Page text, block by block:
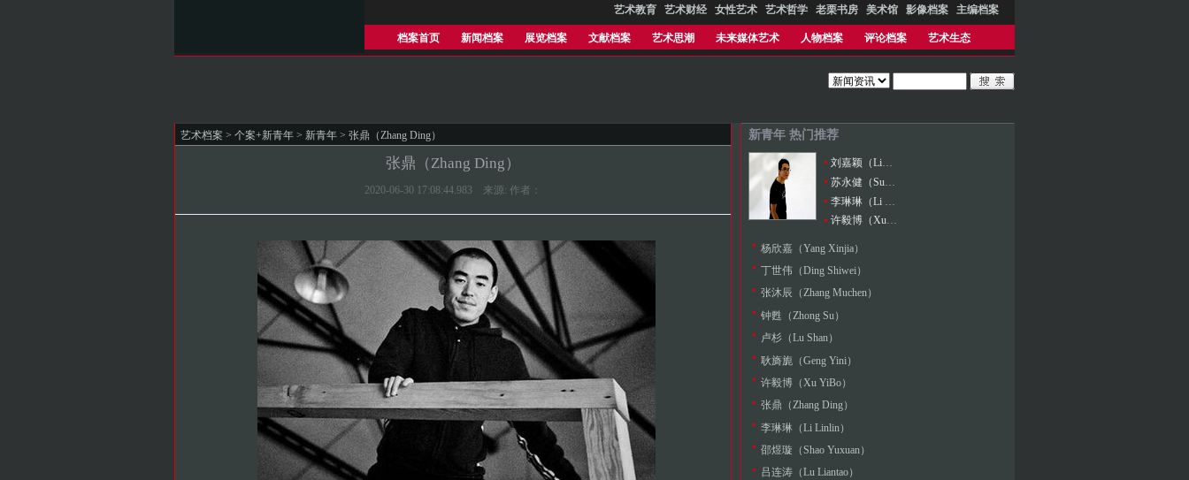
艺术教育 艺术财经 女性艺术 艺术哲学 老栗书房 美术馆 影像档案 主编档案
档案首页 新闻档案 展览档案 文献档案 艺术思潮 未来媒体艺术 人物档案 评论档案 艺术生态
艺术档案 > 个案+新青年 > 新青年 > 张鼎（Zhang Ding）
张鼎（Zhang Ding）
2020-06-30 17:08:44.983 来源: 作者：
新青年 热门推荐
刘嘉颖（Liu Jiaying）
许毅博（Xu YiBo）
杨欣嘉（Yang Xinjia）
丁世伟（Ding Shiwei）
张沐辰（Zhang Muchen）
钟甦（Zhong Su）
卢杉（Lu Shan）
耿旖旎（Geng Yini）
许毅博（Xu YiBo）
张鼎（Zhang Ding）
李琳琳（Li Linlin）
邵煜璇（Shao Yuxuan）
吕连涛（Lu Liantao）